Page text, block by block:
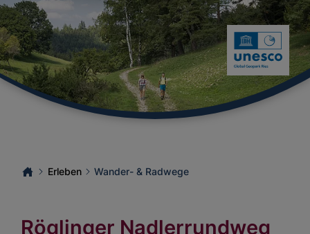
Wander- & Radwege
Erleben
Röglinger Nadlerrundweg